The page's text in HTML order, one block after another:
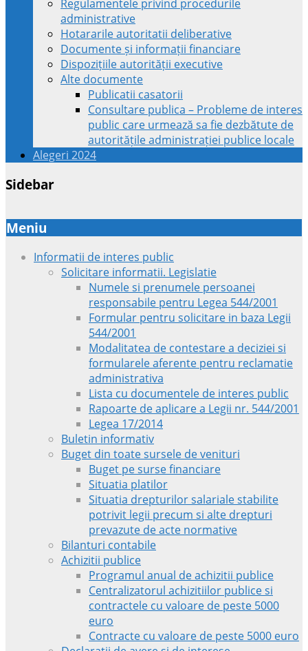
Regulamentele privind procedurile
administrative
Hotararile autoritatii deliberative
Documente și informații financiare
Dispozițiile autorității executive
Alte documente
Publicatii casatorii
Consultare publica – Probleme de interes
public care urmează sa fie dezbătute de
autoritățile administrației publice locale
Alegeri 2024
Sidebar
Meniu
Informatii de interes public
Solicitare informatii. Legislatie
Numele si prenumele persoanei
responsabile pentru Legea 544/2001
Formular pentru solicitare in baza Legii
544/2001
Modalitatea de contestare a deciziei si
formularele aferente pentru reclamatie
administrativa
Lista cu documentele de interes public
Rapoarte de aplicare a Legii nr. 544/2001
Legea 17/2014
Buletin informativ
Buget din toate sursele de venituri
Buget pe surse financiare
Situatia platilor
Situatia drepturilor salariale stabilite
potrivit legii precum si alte drepturi
prevazute de acte normative
Bilanturi contabile
Achizitii publice
Programul anual de achizitii publice
Centralizatorul achizitiilor publice si
contractele cu valoare de peste 5000
euro
Contracte cu valoare de peste 5000 euro